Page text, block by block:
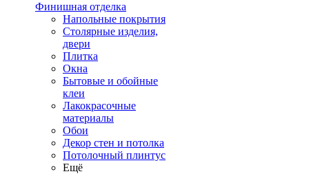
Финишная отделка
Напольные покрытия
Столярные изделия,
двери
Плитка
Окна
Бытовые и обойные
клеи
Лакокрасочные
материалы
Обои
Декор стен и потолка
Потолочный плинтус
Ещё